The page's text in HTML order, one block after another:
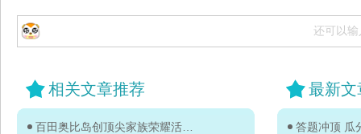
还可以输
相关文章推荐 最新文
答题冲顶 瓜